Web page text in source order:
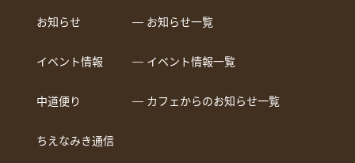
お知らせ ― お知らせ一覧
イベント情報 ― イベント情報一覧
中道便り ― カフェからのお知らせ一覧
ちえなみき通信